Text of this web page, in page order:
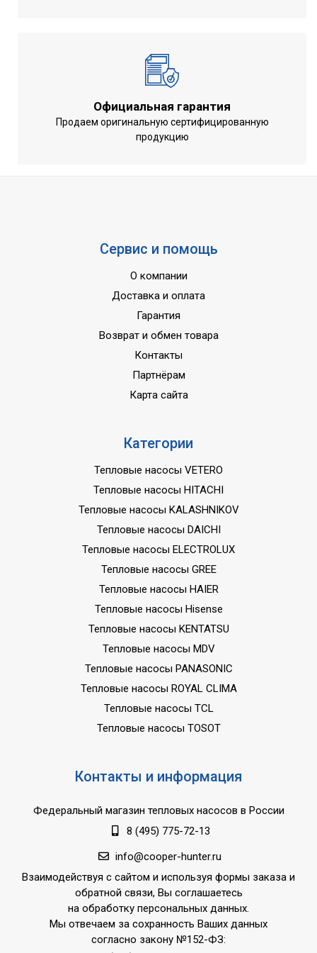
Вес внутреннего блока кг.
Вес наружного блока кг.
29
Тип охлаждения
Фреон
Официальная гарантия
Продаем оригинальную сертифицированную
продукцию
Сервис и помощь
О компании
Доставка и оплата
Гарантия
Возврат и обмен товара
Контакты
Партнёрам
Карта сайта
Категории
Тепловые насосы VETERO
Тепловые насосы HITACHI
Тепловые насосы KALASHNIKOV
Тепловые насосы DAICHI
Тепловые насосы ELECTROLUX
Тепловые насосы GREE
Тепловые насосы HAIER
Тепловые насосы Hisense
Тепловые насосы KENTATSU
Тепловые насосы MDV
Тепловые насосы PANASONIC
Тепловые насосы ROYAL CLIMA
Тепловые насосы TCL
Тепловые насосы TOSOT
Контакты и информация
Федеральный магазин тепловых насосов в России
8 (495) 775-72-13
info@cooper-hunter.ru
Взаимодействуя с сайтом и используя формы заказа и
обратной связи, Вы соглашаетесь
на обработку персональных данных.
Мы отвечаем за сохранность Ваших данных
согласно закону №152-ФЗ: